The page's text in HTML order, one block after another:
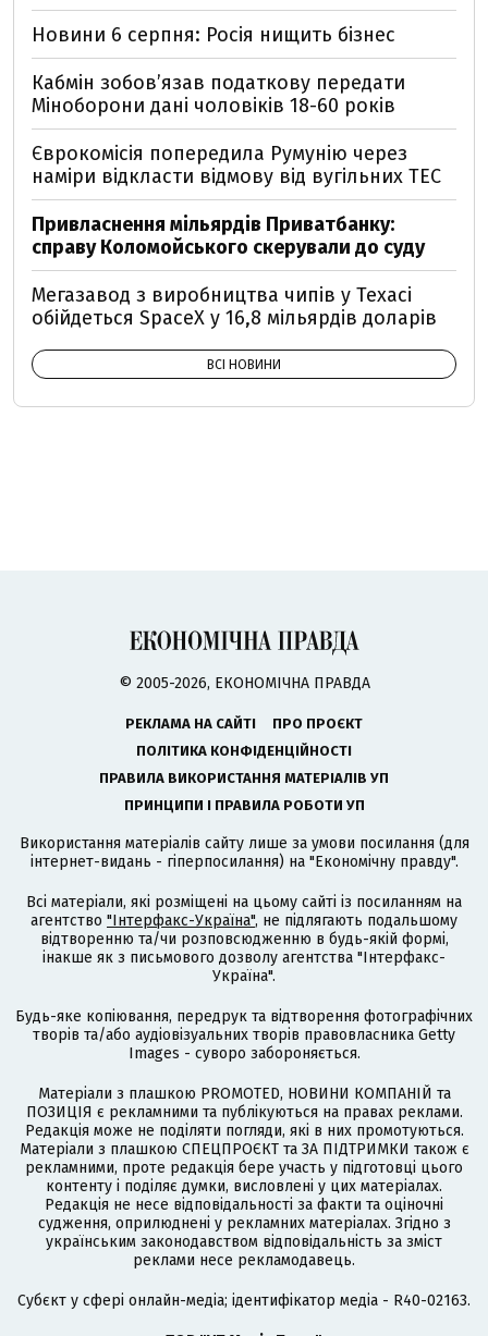
Новини 6 серпня: Росія нищить бізнес
Кабмін зобовʼязав податкову передати
Міноборони дані чоловіків 18-60 років
Єврокомісія попередила Румунію через
наміри відкласти відмову від вугільних ТЕС
Привласнення мільярдів Приватбанку:
справу Коломойського скерували до суду
Мегазавод з виробництва чипів у Техасі
обійдеться SpaceX у 16,8 мільярдів доларів
ВСІ НОВИНИ
© 2005-2026, ЕКОНОМІЧНА ПРАВДА
РЕКЛАМА НА САЙТІ
ПРО ПРОЄКТ
ПОЛІТИКА КОНФІДЕНЦІЙНОСТІ
ПРАВИЛА ВИКОРИСТАННЯ МАТЕРІАЛІВ УП
ПРИНЦИПИ І ПРАВИЛА РОБОТИ УП
Використання матеріалів сайту лише за умови посилання (для
інтернет-видань - гіперпосилання) на "Економічну правду".
Всі матеріали, які розміщені на цьому сайті із посиланням на
агентство "Інтерфакс-Україна", не підлягають подальшому
відтворенню та/чи розповсюдженню в будь-якій формі,
інакше як з письмового дозволу агентства "Інтерфакс-
Україна".
Будь-яке копіювання, передрук та відтворення фотографічних
творів та/або аудіовізуальних творів правовласника Getty
Images - суворо забороняється.
Матеріали з плашкою PROMOTED, НОВИНИ КОМПАНІЙ та
ПОЗИЦІЯ є рекламними та публікуються на правах реклами.
Редакція може не поділяти погляди, які в них промотуються.
Матеріали з плашкою СПЕЦПРОЄКТ та ЗА ПІДТРИМКИ також є
рекламними, проте редакція бере участь у підготовці цього
контенту і поділяє думки, висловлені у цих матеріалах.
Редакція не несе відповідальності за факти та оціночні
судження, оприлюднені у рекламних матеріалах. Згідно з
українським законодавством відповідальність за зміст
реклами несе рекламодавець.
Cубєкт у сфері онлайн-медіа; ідентифікатор медіа - R40-02163.